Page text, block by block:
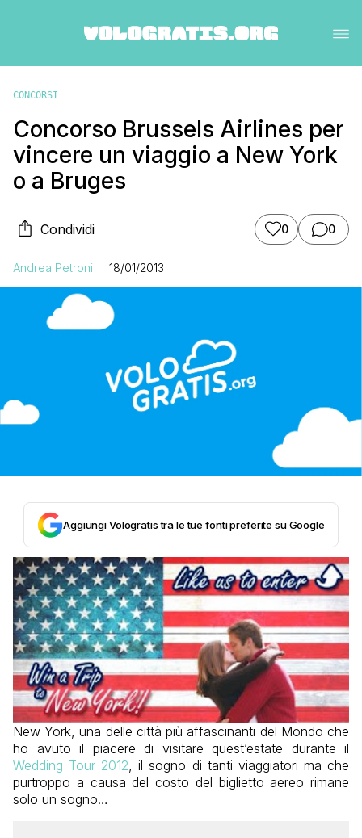
CONCORSI
Concorso Brussels Airlines per
vincere un viaggio a New York
o a Bruges
Condividi 0 0
Andrea Petroni 18/01/2013
Aggiungi Vologratis tra le tue fonti preferite su Google
New York, una delle città più affascinanti del Mondo che
ho avuto il piacere di visitare quest’estate durante il
Wedding Tour 2012 , il sogno di tanti viaggiatori ma che
purtroppo a causa del costo del biglietto aereo rimane
solo un sogno…